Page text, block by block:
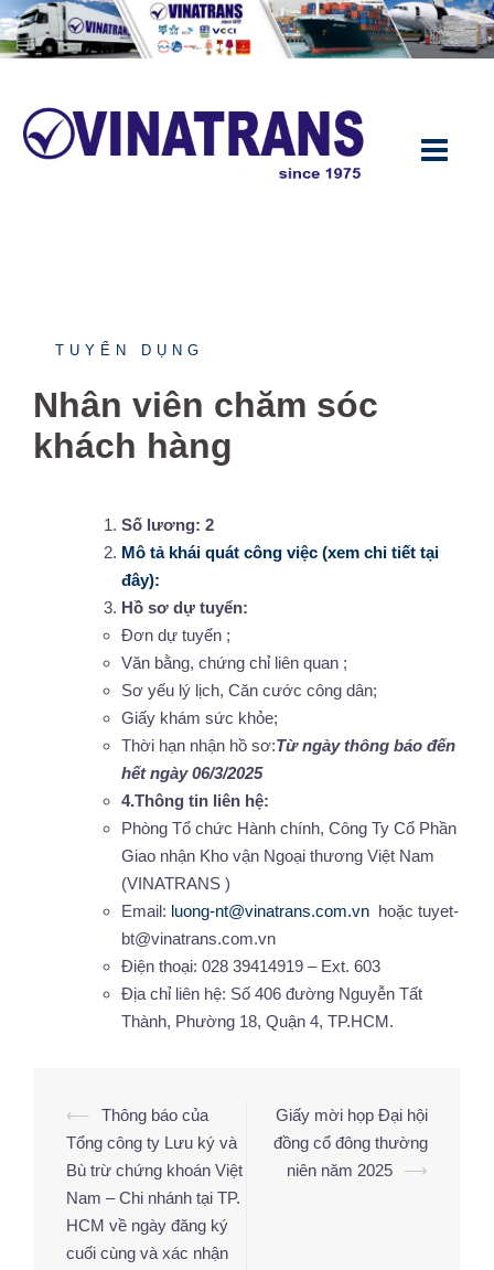
Chuyển
đến
TUYỂN DỤNG
Nhân viên chăm sóc
khách hàng
Số lương: 2
Mô tả khái quát công việc (xem chi tiết tại
đây):
Hồ sơ dự tuyển:
Đơn dự tuyển ;
Văn bằng, chứng chỉ liên quan ;
Sơ yếu lý lịch, Căn cước công dân;
Giấy khám sức khỏe;
Thời hạn nhận hồ sơ:Từ ngày thông báo đến
hết ngày 06/3/2025
4.Thông tin liên hệ:
Phòng Tổ chức Hành chính, Công Ty Cổ Phần
Giao nhận Kho vận Ngoại thương Việt Nam
(VINATRANS )
Email: luong-nt@vinatrans.com.vn hoặc tuyet-
bt@vinatrans.com.vn
Điện thoại: 028 39414919 – Ext. 603
Địa chỉ liên hệ: Số 406 đường Nguyễn Tất
Thành, Phường 18, Quận 4, TP.HCM.
Điều
hướng
bài
viết
⟵
Thông báo của
Tổng công ty Lưu ký và
Bù trừ chứng khoán Việt
Nam – Chi nhánh tại TP.
HCM về ngày đăng ký
cuối cùng và xác nhận
Giấy mời họp Đại hội
đồng cổ đông thường
niên năm 2025
⟶